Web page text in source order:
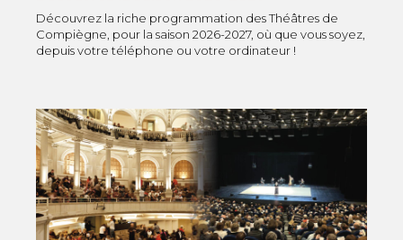
Découvrez la riche programmation des Théâtres de
Compiègne, pour la saison 2026-2027, où que vous soyez,
depuis votre téléphone ou votre ordinateur !